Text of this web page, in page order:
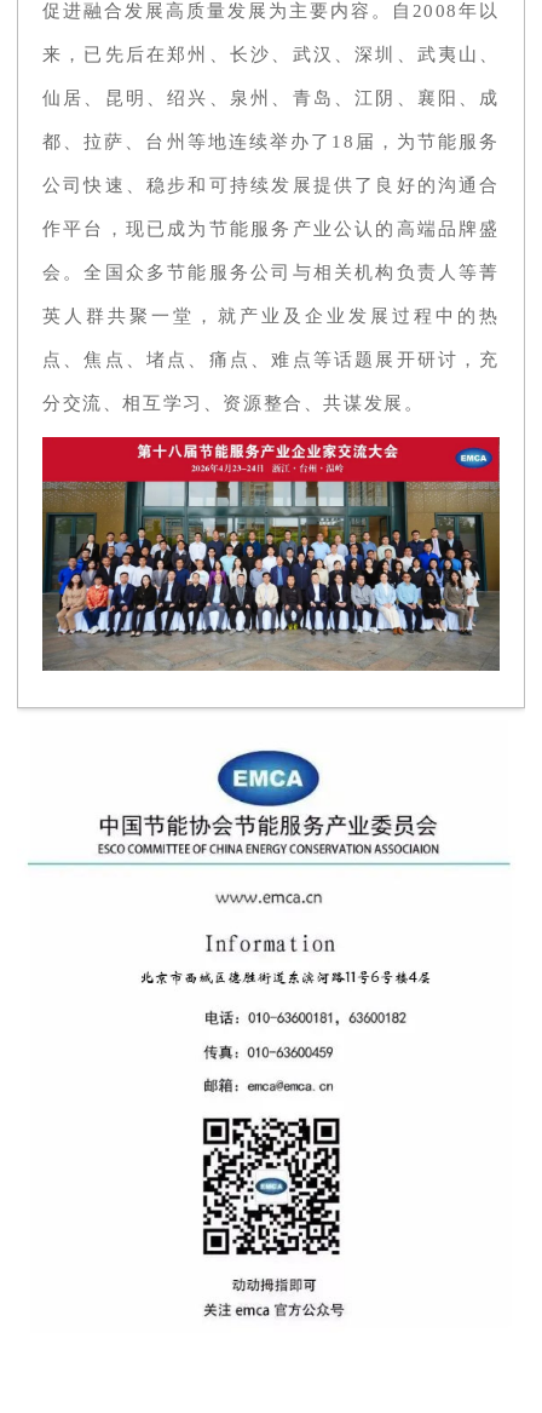
促进融合发展高质量发展为主要内容。自2008年以
来，已先后在郑州、长沙、武汉、深圳、武夷山、
仙居、昆明、绍兴、泉州、青岛、江阴、襄阳、成
都、拉萨、台州等地连续举办了18届，为节能服务
公司快速、稳步和可持续发展提供了良好的沟通合
作平台，现已成为节能服务产业公认的高端品牌盛
会。全国众多节能服务公司与相关机构负责人等菁
英人群共聚一堂，就产业及企业发展过程中的热
点、焦点、堵点、痛点、难点等话题展开研讨，充
分交流、相互学习、资源整合、共谋发展。